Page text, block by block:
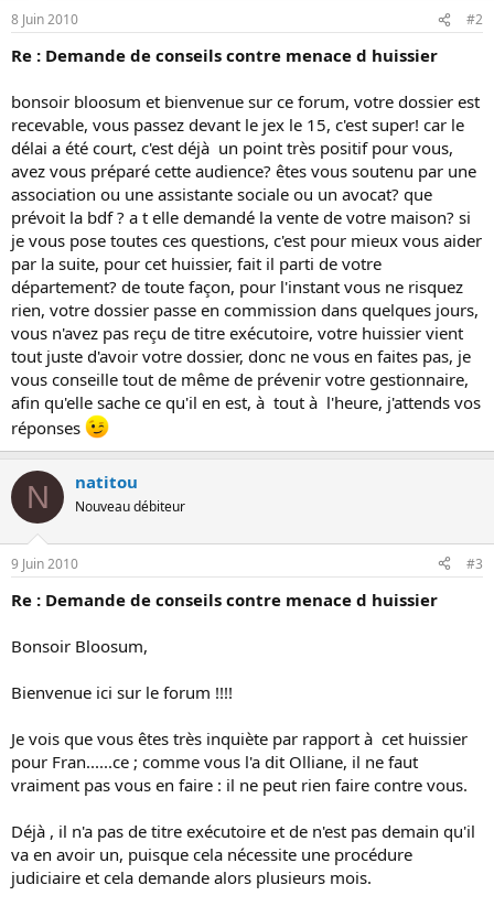
8 Juin 2010 #2
Re : Demande de conseils contre menace d huissier
bonsoir bloosum et bienvenue sur ce forum, votre dossier est
recevable, vous passez devant le jex le 15, c'est super! car le
délai a été court, c'est déjà un point très positif pour vous,
avez vous préparé cette audience? êtes vous soutenu par une
association ou une assistante sociale ou un avocat? que
prévoit la bdf ? a t elle demandé la vente de votre maison? si
je vous pose toutes ces questions, c'est pour mieux vous aider
par la suite, pour cet huissier, fait il parti de votre
département? de toute façon, pour l'instant vous ne risquez
rien, votre dossier passe en commission dans quelques jours,
vous n'avez pas reçu de titre exécutoire, votre huissier vient
tout juste d'avoir votre dossier, donc ne vous en faites pas, je
vous conseille tout de même de prévenir votre gestionnaire,
afin qu'elle sache ce qu'il en est, à tout à l'heure, j'attends vos
réponses
N natitou
Nouveau débiteur
9 Juin 2010 #3
Re : Demande de conseils contre menace d huissier
Bonsoir Bloosum,
Bienvenue ici sur le forum !!!!
Je vois que vous êtes très inquiète par rapport à cet huissier
pour Fran......ce ; comme vous l'a dit Olliane, il ne faut
vraiment pas vous en faire : il ne peut rien faire contre vous.
Déjà , il n'a pas de titre exécutoire et de n'est pas demain qu'il
va en avoir un, puisque cela nécessite une procédure
judiciaire et cela demande alors plusieurs mois.